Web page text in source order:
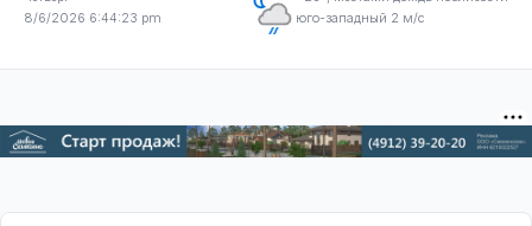
8/6/2026 6:44:23 pm
юго-западный 2 м/с